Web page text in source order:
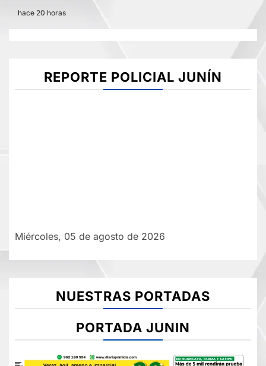
hace 20 horas
REPORTE POLICIAL JUNÍN
Miércoles, 05 de agosto de 2026
NUESTRAS PORTADAS
PORTADA JUNIN